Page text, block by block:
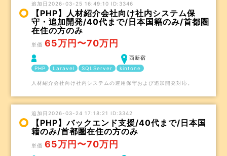
追加日2026-03-25 16:49:10 ID:3346
【PHP】人材紹介会社向け社内システム保
守・追加開発/40代まで/日本国籍のみ/首都圏
在住の方のみ
単価 65万円〜70万円
西新宿
PHP
Laravel SQLServer kintone
人材紹介会社向け社内システムの運用保守および追加開発対応。
追加日2026-03-24 17:18:21 ID:3342
【PHP】バックエンド支援/40代まで/日本国
籍のみ/首都圏在住の方のみ
単価 65万円〜70万円